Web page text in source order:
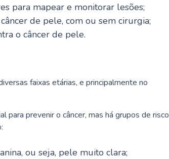
para mapear e monitorar lesões;
de pele, com ou sem cirurgia;
o câncer de pele.
faixas etárias, e principalmente no
para prevenir o câncer, mas há grupos de risco
ou seja, pele muito clara;